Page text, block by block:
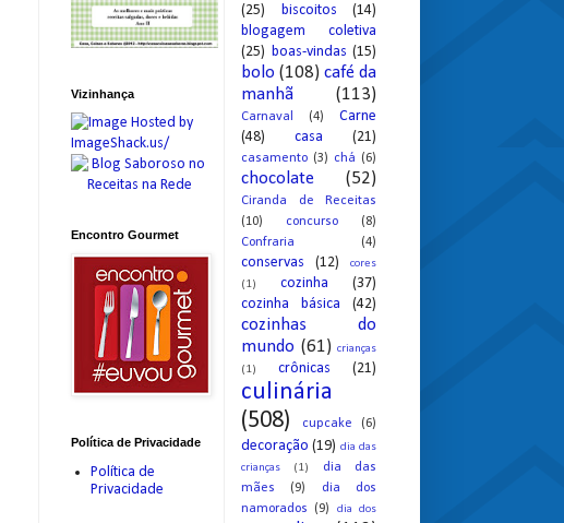
Vizinhança
Encontro Gourmet
Política de Privacidade
Política de
Privacidade
(25)
biscoitos
(14)
blogagem coletiva
(25) boas-vindas (15)
bolo (108) café da
manhã
(113)
Carnaval (4)
Carne
(48)
casa (21)
casamento (3) chá (6)
chocolate (52)
Ciranda de Receitas
(10)
concurso
(8)
Confraria
(4)
conservas (12)
cores
(1)
cozinha
(37)
cozinha básica
(42)
cozinhas do
mundo (61) crianças
(1)
crônicas (21)
culinária
(508)
cupcake (6)
decoração (19) dia das
crianças
(1)
dia das
mães
(9)
dia dos
namorados
(9) dia dos